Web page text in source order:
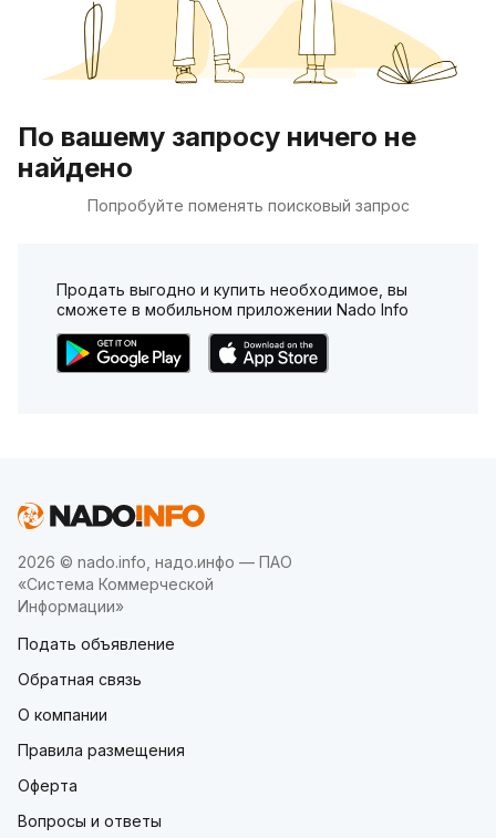
По вашему запросу ничего не
найдено
Попробуйте поменять поисковый запрос
Продать выгодно и купить необходимое, вы
сможете в мобильном приложении Nado Info
2026 © nado.info, надо.инфо — ПАО
«Система Коммерческой
Информации»
Подать объявление
Обратная связь
О компании
Правила размещения
Оферта
Вопросы и ответы